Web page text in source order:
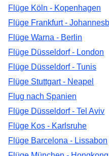
Flüge Köln - Kopenhagen
Flüge Frankfurt -
Flüge Warna - Berlin
Flüge Düsseldorf - London
Flüge Düsseldorf - Tunis
Flüge Stuttgart - Neapel
Flug nach Spanien
Flüge Düsseldorf - Tel Aviv
Flüge Kos - Karlsruhe
Flüge Barcelona - Lissabon